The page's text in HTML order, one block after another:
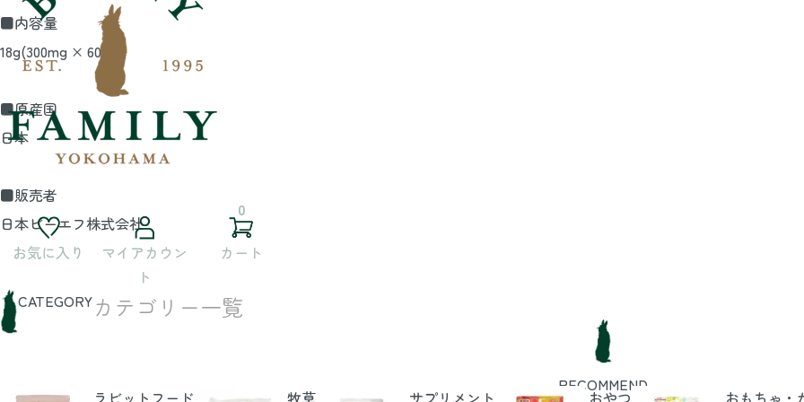
お気に入り
マイアカウン
ト
カート
0
CATEGORYカテゴリー一覧
ラビットフード 牧草 サプリメント おやつ おもちゃ・
■内容量
18g(300mg × 60粒)
■原産国
日本
■販売者
日本ビーエフ株式会社
RECOMMEND